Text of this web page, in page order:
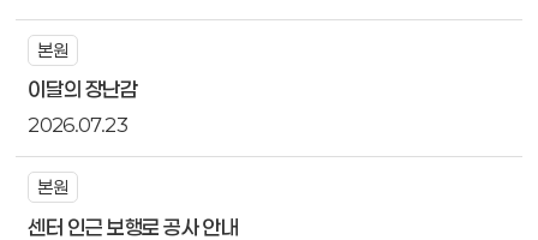
본원
이달의 장난감
2026.07.23
본원
센터 인근 보행로 공사 안내